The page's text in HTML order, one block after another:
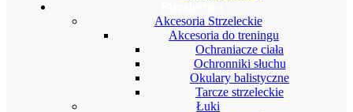
Akcesoria Strzeleckie
Akcesoria do treningu
Ochraniacze ciała
Ochronniki słuchu
Okulary balistyczne
Tarcze strzeleckie
Łuki